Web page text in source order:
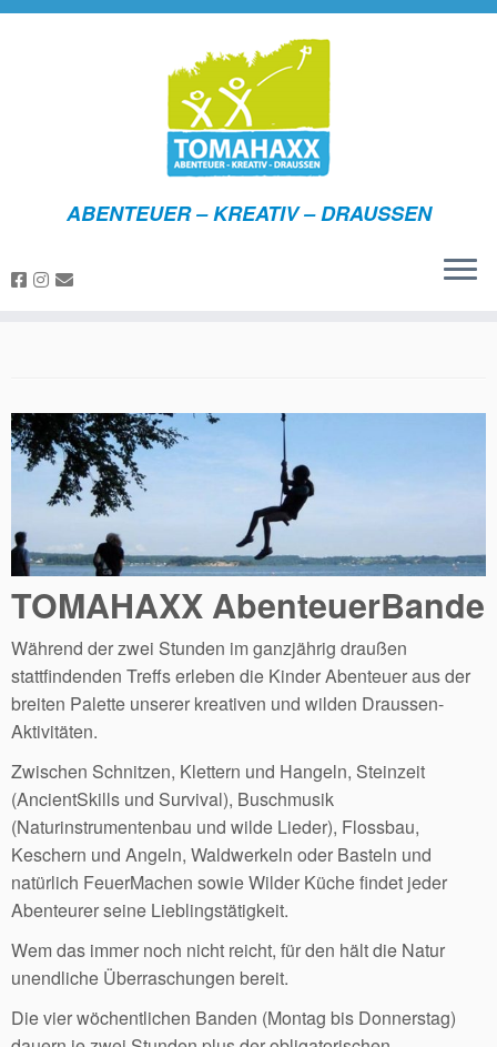
ABENTEUER – KREATIV – DRAUSSEN
TOMAHAXX AbenteuerBande
Während der zwei Stunden im ganzjährig draußen
stattfindenden Treffs erleben die Kinder Abenteuer aus der
breiten Palette unserer kreativen und wilden Draussen-
Aktivitäten.
Zwischen Schnitzen, Klettern und Hangeln, Steinzeit
(AncientSkills und Survival), Buschmusik
(Naturinstrumentenbau und wilde Lieder), Flossbau,
Keschern und Angeln, Waldwerkeln oder Basteln und
natürlich FeuerMachen sowie Wilder Küche findet jeder
Abenteurer seine Lieblingstätigkeit.
Wem das immer noch nicht reicht, für den hält die Natur
unendliche Überraschungen bereit.
Die vier wöchentlichen Banden (Montag bis Donnerstag)